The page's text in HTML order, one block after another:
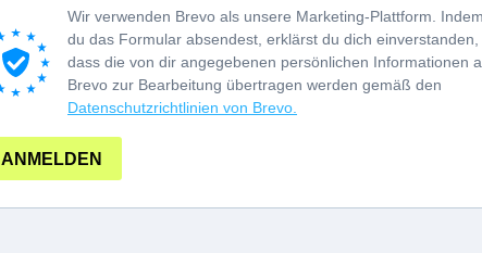
Wir verwenden Brevo als unsere Marketing-Plattform.
du das Formular absendest, erklärst du dich einverstanden,
dass die von dir angegebenen persönlichen Informationen
Brevo zur Bearbeitung übertragen werden gemäß den
Datenschutzrichtlinien von Brevo.
ANMELDEN